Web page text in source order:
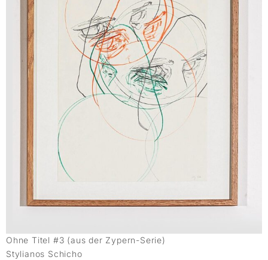
Ohne Titel #3 (aus der Zypern-Serie)
Stylianos Schicho